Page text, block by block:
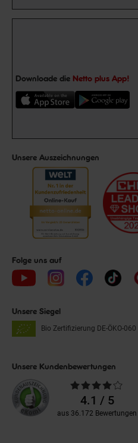
Downloade die Netto plus App!
Unsere Auszeichnungen
Folge uns auf
Unsere Siegel
Bio Zertifizierung DE-ÖKO-060
Unsere Kundenbewertungen
Durchschnittliche
Bewertungen4.1 / 5
aus 36.172 Bewertungen